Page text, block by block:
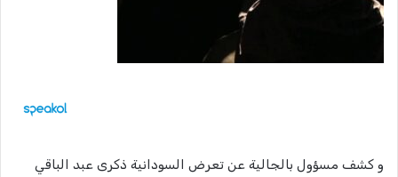
و كشف مسؤول بالجالية عن تعرض السودانية ذكرى عبد الباقي